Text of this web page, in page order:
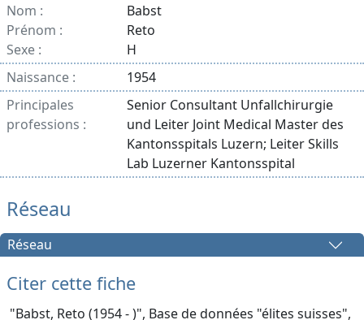
Nom :
Babst
Prénom :
Reto
Sexe :
H
Naissance :
1954
Principales
professions :
Senior Consultant Unfallchirurgie
und Leiter Joint Medical Master des
Kantonsspitals Luzern; Leiter Skills
Lab Luzerner Kantonsspital
Réseau
Réseau
Citer cette fiche
"Babst, Reto (1954 - )", Base de données "élites suisses",